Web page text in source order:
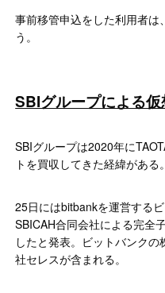
事前移管申込をした利用者
う。
SBIグループによる
SBIグループは2020年に
トを買収してきた経緯がある。
25日にはbitbankを運営する
SBICAH合同会社による完全
したと発表。ビットバンク
社セレスが含まれる。